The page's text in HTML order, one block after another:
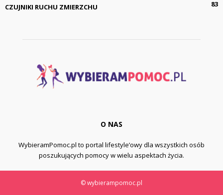
CZUJNIKI RUCHU ZMIERZCHU
83
O NAS
WybieramPomoc.pl to portal lifestyle’owy dla wszystkich osób
poszukujących pomocy w wielu aspektach życia.
© wybierampomoc.pl